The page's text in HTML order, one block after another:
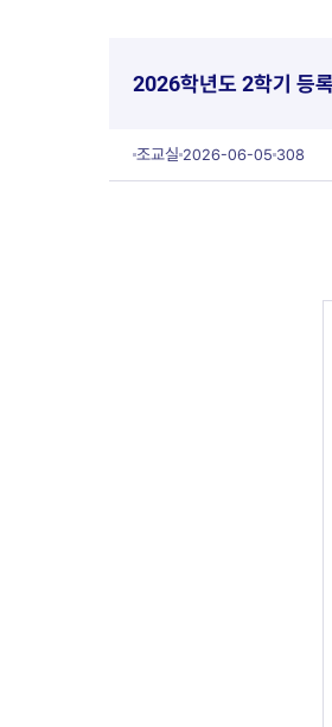
2026학년도 2학기 등
조교실 2026-06-05 308